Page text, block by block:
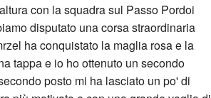
con la squadra sul Passo Pordoi
disputato una corsa straordinaria
ha conquistato la maglia rosa e la
tappa e io ho ottenuto un secondo
posto mi ha lasciato un po' di